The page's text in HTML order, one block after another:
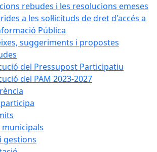
rebudes i les resolucions emeses
a les sol·licituds de dret d'accés a
Pública
suggeriments i propostes
del Pressupost Participatiu
del PAM 2023-2027
gestions